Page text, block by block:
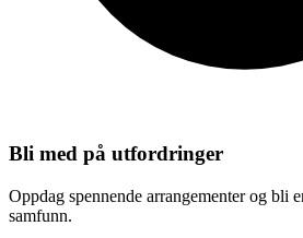
Bli med på utfordringer
Oppdag spennende arrangementer og bli
samfunn.